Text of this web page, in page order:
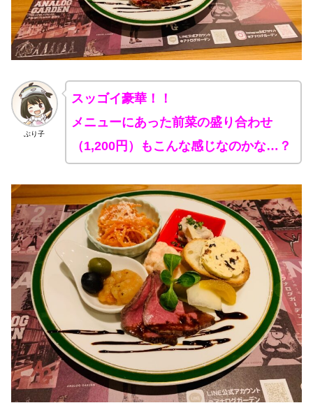
ぶり子
スッゴイ豪華！！
メニューにあった前菜の盛り合わせ
（1,200円）もこんな感じなのかな…？